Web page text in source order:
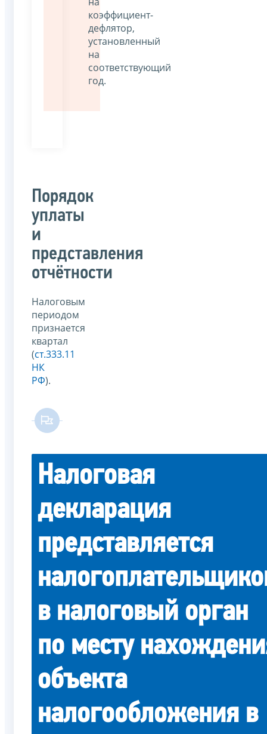
коэффициент-
дефлятор,
установленный
на
соответствующий
год.
Порядок
уплаты
и
представления
отчётности
Налоговым
периодом
признается
квартал
(ст.333.11
НК
РФ).
Налоговая
декларация
представляется
в налоговый орган
по месту
объекта
налогообложения в